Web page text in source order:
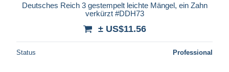
Deutsches Reich 3 gestempelt leichte Mängel, ein Zahn
verkürzt #DDH73
± US$11.56
Status Professional